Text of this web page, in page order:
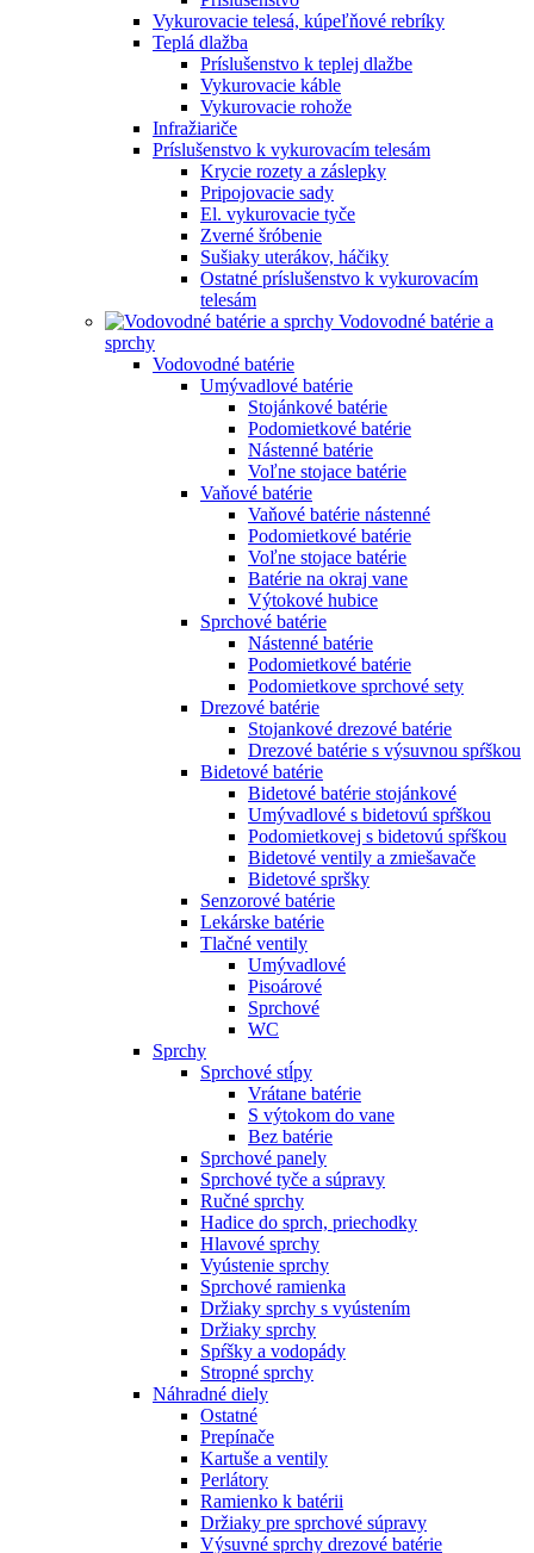
Vykurovacie telesá, kúpeľňové rebríky
Teplá dlažba
Príslušenstvo k teplej dlažbe
Vykurovacie káble
Vykurovacie rohože
Infražiariče
Príslušenstvo k vykurovacím telesám
Krycie rozety a záslepky
Pripojovacie sady
El. vykurovacie tyče
Zverné šróbenie
Sušiaky uterákov, háčiky
Ostatné príslušenstvo k vykurovacím
telesám
Vodovodné batérie a
sprchy
Vodovodné batérie
Umývadlové batérie
Stojánkové batérie
Podomietkové batérie
Nástenné batérie
Voľne stojace batérie
Vaňové batérie
Vaňové batérie nástenné
Podomietkové batérie
Voľne stojace batérie
Batérie na okraj vane
Výtokové hubice
Sprchové batérie
Nástenné batérie
Podomietkové batérie
Podomietkove sprchové sety
Drezové batérie
Stojankové drezové batérie
Drezové batérie s výsuvnou spŕškou
Bidetové batérie
Bidetové batérie stojánkové
Umývadlové s bidetovú spŕškou
Podomietkovej s bidetovú spŕškou
Bidetové ventily a zmiešavače
Bidetové spršky
Senzorové batérie
Lekárske batérie
Tlačné ventily
Umývadlové
Pisoárové
Sprchové
WC
Sprchy
Sprchové stĺpy
Vrátane batérie
S výtokom do vane
Bez batérie
Sprchové panely
Sprchové tyče a súpravy
Ručné sprchy
Hadice do sprch, priechodky
Hlavové sprchy
Vyústenie sprchy
Sprchové ramienka
Držiaky sprchy s vyústením
Držiaky sprchy
Spŕšky a vodopády
Stropné sprchy
Náhradné diely
Ostatné
Prepínače
Kartuše a ventily
Perlátory
Ramienko k batérii
Držiaky pre sprchové súpravy
Výsuvné sprchy drezové batérie